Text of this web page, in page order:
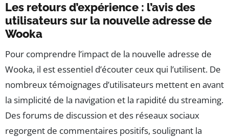
Les retours d’expérience : l’avis des
utilisateurs sur la nouvelle adresse de
Wooka
Pour comprendre l’impact de la nouvelle adresse de
Wooka, il est essentiel d’écouter ceux qui l’utilisent. De
nombreux témoignages d’utilisateurs mettent en avant
la simplicité de la navigation et la rapidité du streaming.
Des forums de discussion et des réseaux sociaux
regorgent de commentaires positifs, soulignant la